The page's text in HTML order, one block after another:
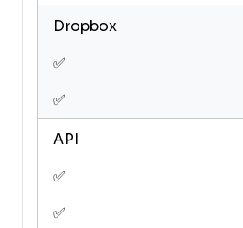
Dropbox
✅
✅
API
✅
✅